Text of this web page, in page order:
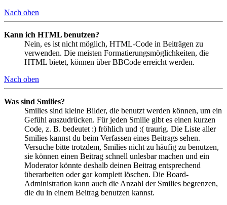
Nach oben
Kann ich HTML benutzen?
Nein, es ist nicht möglich, HTML-Code in Beiträgen zu
verwenden. Die meisten Formatierungsmöglichkeiten, die
HTML bietet, können über BBCode erreicht werden.
Nach oben
Was sind Smilies?
Smilies sind kleine Bilder, die benutzt werden können, um ein
Gefühl auszudrücken. Für jeden Smilie gibt es einen kurzen
Code, z. B. bedeutet :) fröhlich und :( traurig. Die Liste aller
Smilies kannst du beim Verfassen eines Beitrags sehen.
Versuche bitte trotzdem, Smilies nicht zu häufig zu benutzen,
sie können einen Beitrag schnell unlesbar machen und ein
Moderator könnte deshalb deinen Beitrag entsprechend
überarbeiten oder gar komplett löschen. Die Board-
Administration kann auch die Anzahl der Smilies begrenzen,
die du in einem Beitrag benutzen kannst.